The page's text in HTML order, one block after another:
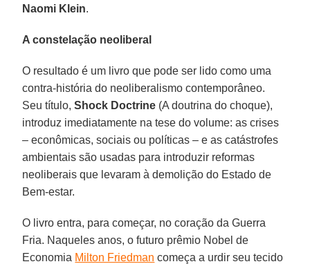
Naomi Klein.
A constelação neoliberal
O resultado é um livro que pode ser lido como uma
contra-história do neoliberalismo contemporâneo.
Seu título,Shock Doctrine (A doutrina do choque),
introduz imediatamente na tese do volume: as crises
– econômicas, sociais ou políticas – e as catástrofes
ambientais são usadas para introduzir reformas
neoliberais que levaram à demolição do Estado de
Bem-estar.
O livro entra, para começar, no coração da Guerra
Fria. Naqueles anos, o futuro prêmio Nobel de
Economia Milton Friedman começa a urdir seu tecido